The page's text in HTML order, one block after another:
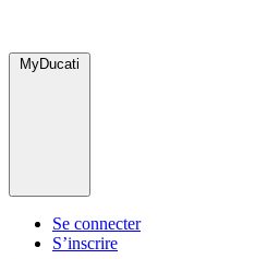
MyDucati
Se connecter
S’inscrire